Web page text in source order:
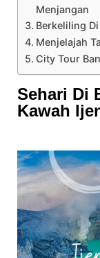
Menjangan
Berkeliling
Menjelajah
City Tour
Sehari Di
Kawah